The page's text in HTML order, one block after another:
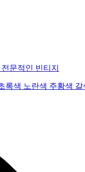
전문적인 빈티지
록색 노란색 주황색